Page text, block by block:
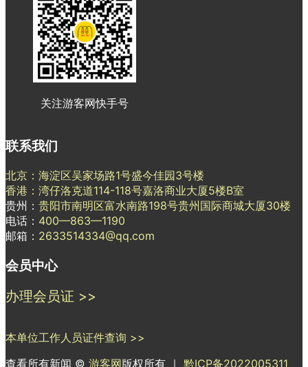
关注游客网快手号
联系我们
北京：海淀区吴家场路1号盛今佳园3号楼
香港：湾仔洛克道114-118号嘉洛商业大厦5楼B室
贵州： 贵阳市南明区富水南路198号贵州国际商城大厦30楼
电话： 400—863—1190
邮箱： 2633514334@qq.com
会员中心
办理会员证 >>
本单位工作人员证件查询 >>
查看所有新闻 © 游客网版权所有 ｜ 黔ICP备2022005311